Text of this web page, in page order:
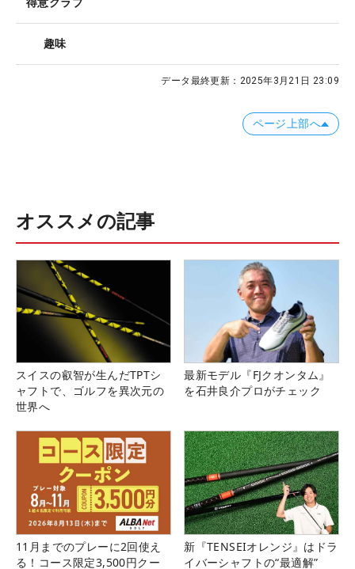
趣味
データ最終更新： 2025年3月21日 23:09
ページ上部へ
オススメの記事
スイスの叡智が生んだTPTシ
ャフトで、ゴルフを異次元の
世界へ
最新モデル『FJクオンタム』
を石井良介プロがチェック
11月までのプレーに2回使え
る！コース限定3,500円クー
新『TENSEIオレンジ』はドラ
イバーシャフトの“最適解”